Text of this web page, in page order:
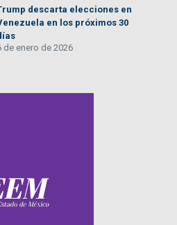
descarta elecciones en
en los próximos 30
de enero de 2026